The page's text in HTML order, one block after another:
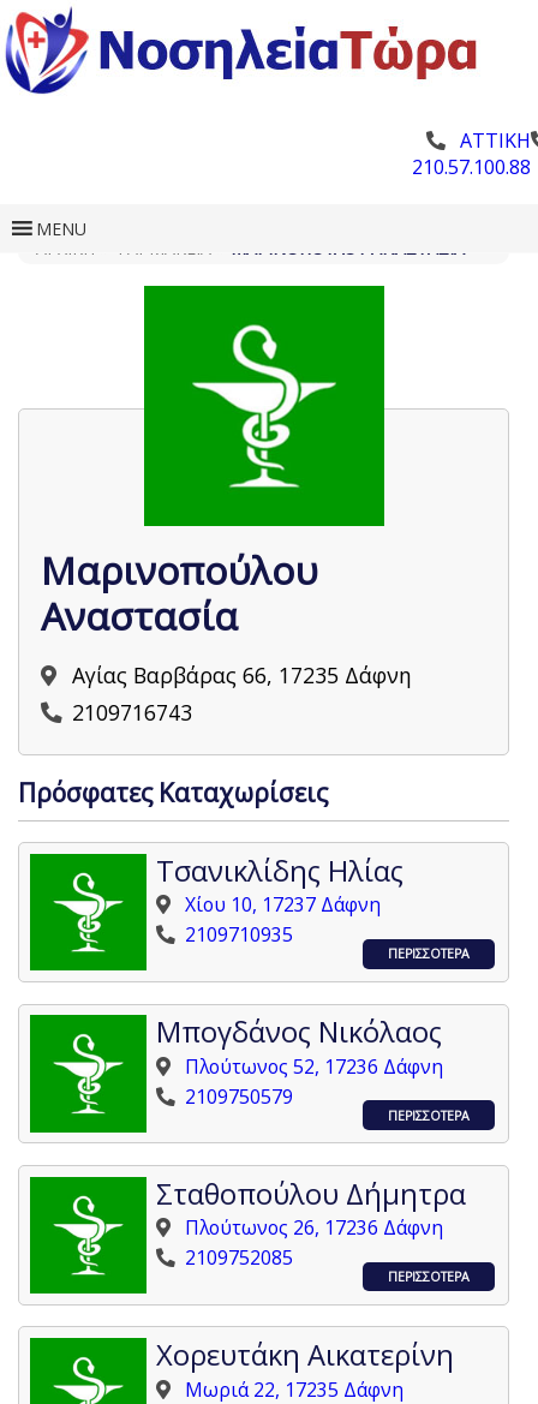
ΑΤΤΙΚΗ
210.57.100.88
MENU
Μαρινοπούλου
Αναστασία
Αγίας Βαρβάρας 66, 17235 Δάφνη
2109716743
Πρόσφατες Καταχωρίσεις
Τσανικλίδης Ηλίας
Χίου 10, 17237 Δάφνη
2109710935
ΠΕΡΙΣΣΟΤΕΡΑ
Μπογδάνος Νικόλαος
Πλούτωνος 52, 17236 Δάφνη
2109750579
ΠΕΡΙΣΣΟΤΕΡΑ
Σταθοπούλου Δήμητρα
Πλούτωνος 26, 17236 Δάφνη
2109752085
ΠΕΡΙΣΣΟΤΕΡΑ
Χορευτάκη Αικατερίνη
Μωριά 22, 17235 Δάφνη